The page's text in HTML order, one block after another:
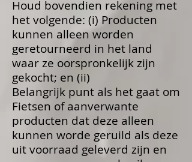
Houd bovendien rekening met
het volgende: (i) Producten
kunnen alleen worden
geretourneerd in het land
waar ze oorspronkelijk zijn
gekocht; en (ii)
Belangrijk punt als het gaat om
Fietsen of aanverwante
producten dat deze alleen
kunnen worde geruild als deze
uit voorraad geleverd zijn en